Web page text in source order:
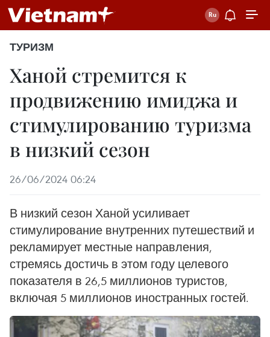
ТУРИЗМ
Ханой стремится к
продвижению имиджа и
стимулированию туризма
в низкий сезон
26/06/2024 06:24
В низкий сезон Ханой усиливает
стимулирование внутренних путешествий и
рекламирует местные направления,
стремясь достичь в этом году целевого
показателя в 26,5 миллионов туристов,
включая 5 миллионов иностранных гостей.